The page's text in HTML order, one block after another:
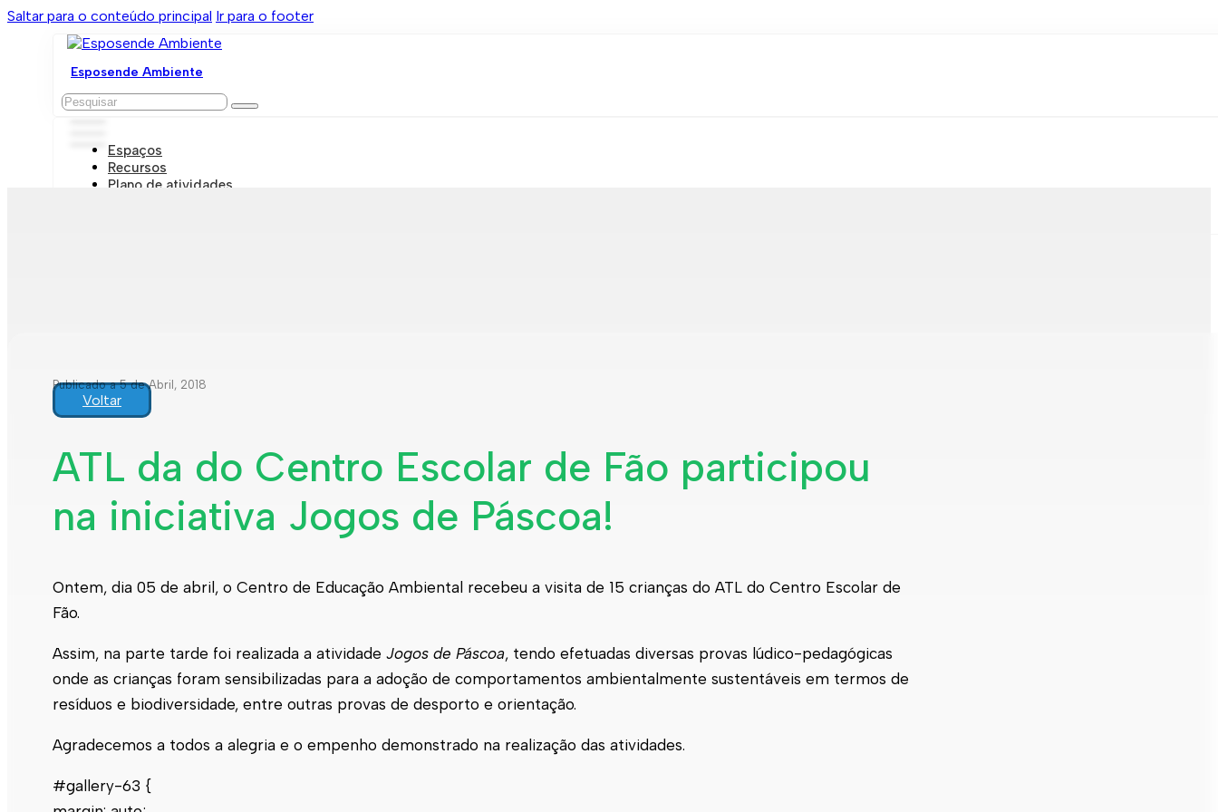
Saltar para o conteúdo principal Ir para o footer
Esposende Ambiente
Pesquisar
Espaços
Recursos
Plano de atividades
Publicado a 5 de Abril, 2018
Voltar
ATL da do Centro Escolar de Fão participou
na iniciativa Jogos de Páscoa!
Ontem, dia 05 de abril, o Centro de Educação Ambiental recebeu a visita de 15 crianças do ATL do Centro Escolar de
Fão.
Assim, na parte tarde foi realizada a atividade Jogos de Páscoa, tendo efetuadas diversas provas lúdico-pedagógicas
onde as crianças foram sensibilizadas para a adoção de comportamentos ambientalmente sustentáveis em termos de
resíduos e biodiversidade, entre outras provas de desporto e orientação.
Agradecemos a todos a alegria e o empenho demonstrado na realização das atividades.
#gallery-63 {